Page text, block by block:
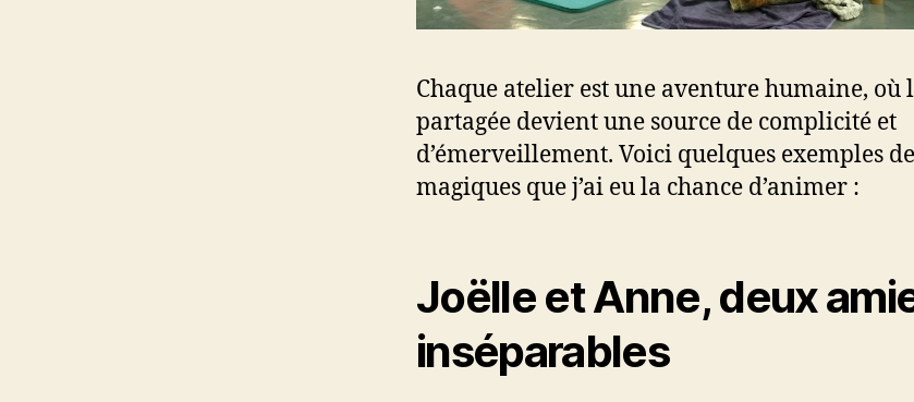
Chaque atelier est une aventure humaine, où
partagée devient une source de complicité et
d’émerveillement. Voici quelques exemples
magiques que j’ai eu la chance d’animer :
Joëlle et Anne, deux
inséparables